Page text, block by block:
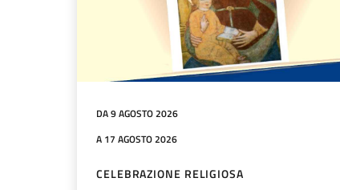
DA 9 AGOSTO 2026
A 17 AGOSTO 2026
CELEBRAZIONE RELIGIOSA